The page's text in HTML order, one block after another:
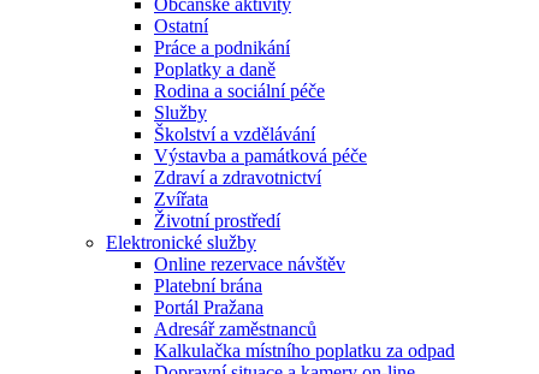
Občanské aktivity
Ostatní
Práce a podnikání
Poplatky a daně
Rodina a sociální péče
Služby
Školství a vzdělávání
Výstavba a památková péče
Zdraví a zdravotnictví
Zvířata
Životní prostředí
Elektronické služby
Online rezervace návštěv
Platební brána
Portál Pražana
Adresář zaměstnanců
Kalkulačka místního poplatku za odpad